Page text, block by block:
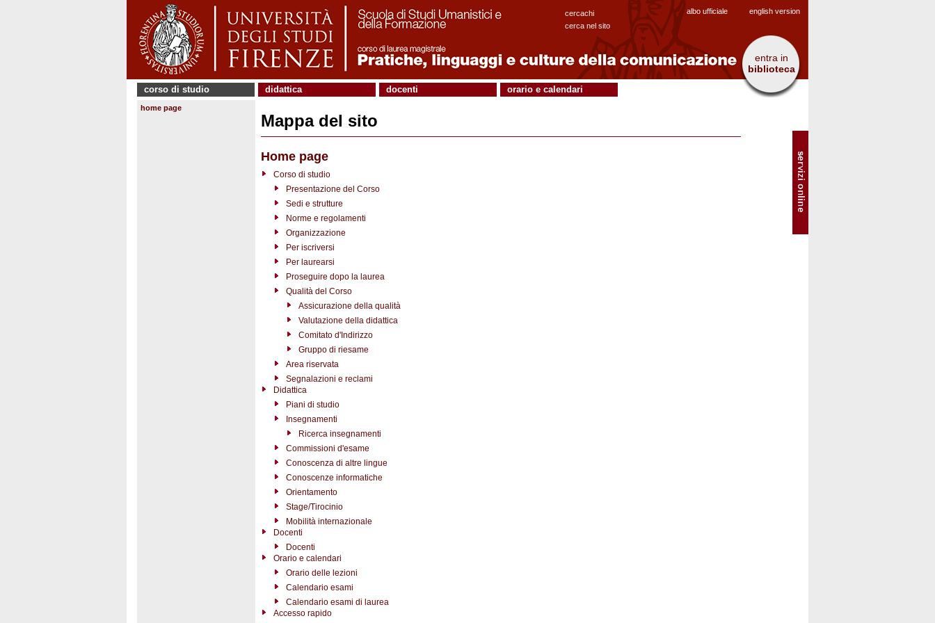
english version
entra in
biblioteca
albo ufficiale
cercachi
cerca nel sito
Servizi
online
corso di studio didattica docenti orario e calendari
home page
Mappa del sito
Home page
Corso di studio
Presentazione del Corso
Sedi e strutture
Norme e regolamenti
Organizzazione
Per iscriversi
Per laurearsi
Proseguire dopo la laurea
Qualità del Corso
Assicurazione della qualità
Valutazione della didattica
Comitato d'Indirizzo
Gruppo di riesame
Area riservata
Segnalazioni e reclami
Didattica
Piani di studio
Insegnamenti
Ricerca insegnamenti
Commissioni d'esame
Conoscenza di altre lingue
Conoscenze informatiche
Orientamento
Stage/Tirocinio
Mobilità internazionale
Docenti
Docenti
Orario e calendari
Orario delle lezioni
Calendario esami
Calendario esami di laurea
Accesso rapido